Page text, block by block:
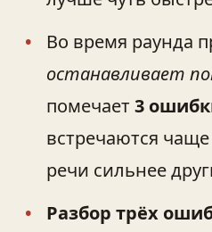
Во время раунда
останавливает
помечает 3
встречаются
речи сильнее
Разбор трёх